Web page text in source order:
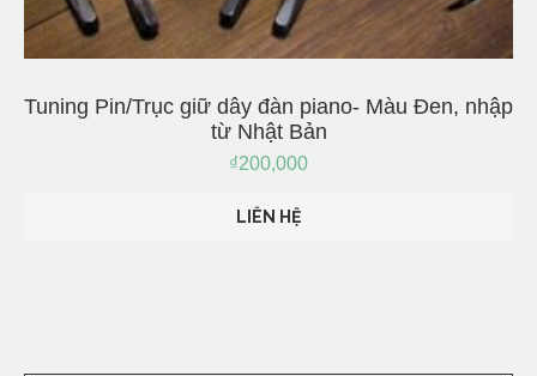
Tuning Pin/Trục giữ dây đàn piano- Màu Đen, nhập
từ Nhật Bản
₫200,000
LIÊN HỆ